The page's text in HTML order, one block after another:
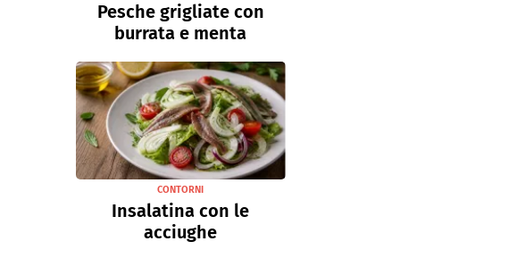
Pesche grigliate con
burrata e menta
CONTORNI
Insalatina con le
acciughe